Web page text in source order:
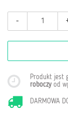
-
Produkt jest
roboczy od
DARMOWA